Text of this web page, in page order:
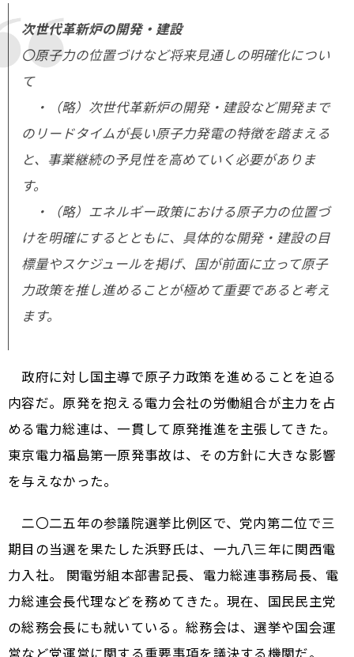
次世代革新炉の開発・建設
〇原子力の位置づけなど将来見通しの明確化につい
て
・（略）次世代革新炉の開発・建設など開発まで
のリードタイムが長い原子力発電の特徴を踏まえる
と、事業継続の予見性を高めていく必要がありま
す。
・（略）エネルギー政策における原子力の位置づ
けを明確にするとともに、具体的な開発・建設の目
標量やスケジュールを掲げ、国が前面に立って原子
力政策を推し進めることが極めて重要であると考え
ます。
政府に対し国主導で原子力政策を進めることを迫る
内容だ。原発を抱える電力会社の労働組合が主力を占
める電力総連は、一貫して原発推進を主張してきた。
東京電力福島第一原発事故は、その方針に大きな影響
を与えなかった。
二〇二五年の参議院選挙比例区で、党内第二位で三
期目の当選を果たした浜野氏は、一九八三年に関西電
力入社。 関電労組本部書記長、電力総連事務局長、電
力総連会長代理などを務めてきた。現在、国民民主党
の総務会長にも就いている。総務会は、選挙や国会運
営など党運営に関する重要事項を議決する機関だ。